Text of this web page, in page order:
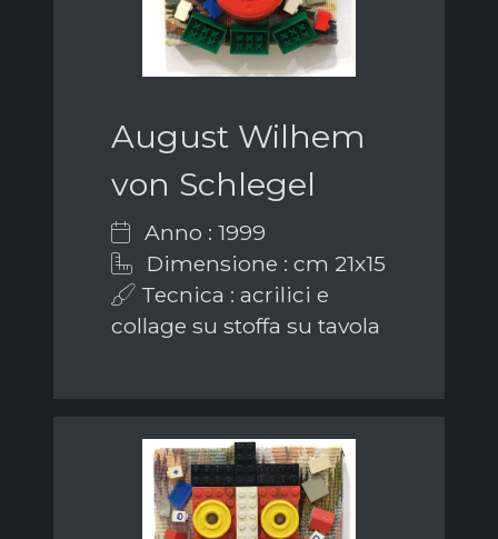
August Wilhem
von Schlegel
Anno : 1999
Dimensione : cm 21x15
Tecnica : acrilici e
collage su stoffa su tavola